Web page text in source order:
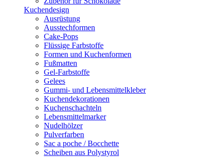
Kuchendesign
Ausrüstung
Ausstechformen
Cake-Pops
Flüssige Farbstoffe
Formen und Kuchenformen
Fußmatten
Gel-Farbstoffe
Gelees
Gummi- und Lebensmittelkleber
Kuchendekorationen
Kuchenschachteln
Lebensmittelmarker
Nudelhölzer
Pulverfarben
Sac a poche / Bocchette
Scheiben aus Polystyrol